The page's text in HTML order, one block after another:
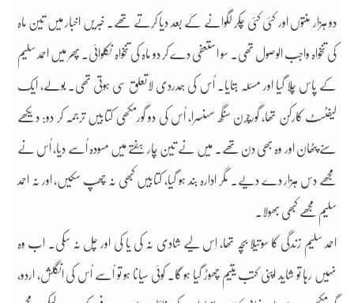
دو ہزار منتوں اور کئی کئی چکر لگوانے کے بعد دیا کرتے تھے۔ خبریں اخبار میں تین ماہ
کی تنخواہ واجب الوصول تھی۔ سو استعفی دے کر دو ماہ کی تنخواہ نکلوائی۔ پھر میں احمد سلیم
کے پاس چلا گیا اور مسئلہ بتایا۔ اُس کی ہمدردی لاتعلق سی ہوتی تھی۔ بولے، ایک
لیفٹسٹ کارکن تھا، گورچرن سنگھ سہنسرا، اُس کی دو گورمکھی کتابیں ترجمہ کر دو: دیکھے
سنے پٹھان اور وہ بھی دن تھے۔ میں نے تین چار ہفتے میں مسودہ اُسے دیا، اُس نے
مجھے دس ہزار دے دیے۔ مگر ادارہ بند ہو گیا، کتابیں کبھی نہ چھپ سکیں، اور نہ احمد
سلیم مجھے کبھی بھولا۔
احمد سلیم زندگی کا سوتیلا بچہ تھا، اِس لیے شادی نہ کی یا کی اور چل نہ سکی۔ اب وہ
نہیں رہا تو شاید اپنی کتب یتیم چھوڑ گیا ہو گا۔ کوئی سیانا ہو تو اُسے اُس کی انگلش، اردو،